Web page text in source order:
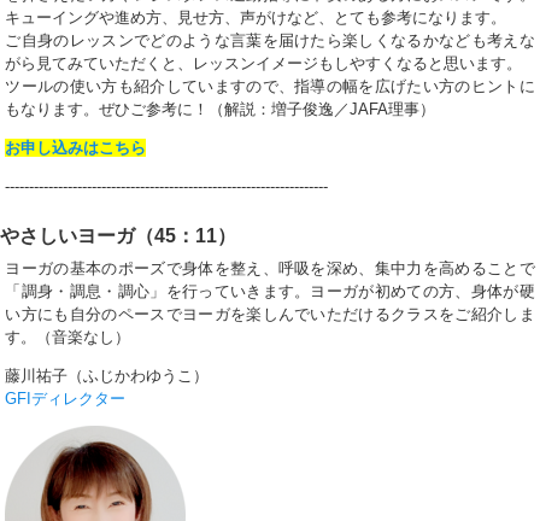
キューイングや進め方、見せ方、声がけなど、とても参考になります。
ご自身のレッスンでどのような言葉を届けたら楽しくなるかなども考えな
がら見てみていただくと、レッスンイメージもしやすくなると思います。
ツールの使い方も紹介していますので、指導の幅を広げたい方のヒントに
もなります。ぜひご参考に！（解説：増子俊逸／JAFA理事）
お申し込みはこちら
-------------------------------------------------------------------
やさしいヨーガ（45：11）
ヨーガの基本のポーズで身体を整え、呼吸を深め、集中力を高めることで
「調身・調息・調心」を行っていきます。ヨーガが初めての方、身体が硬
い方にも自分のペースでヨーガを楽しんでいただけるクラスをご紹介しま
す。（音楽なし）
藤川祐子（ふじかわゆうこ）
GFIディレクター